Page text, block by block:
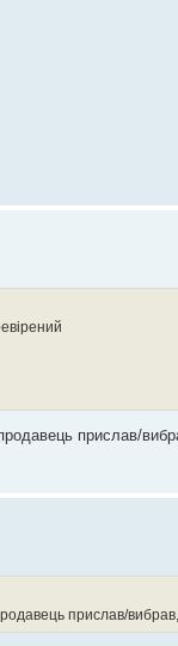
прислав/
прислав/вибрав,